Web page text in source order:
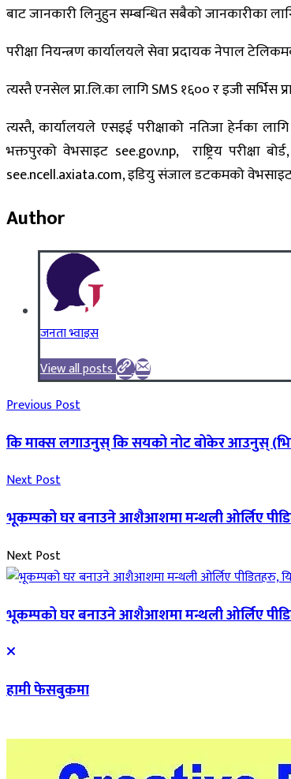
बाट जानकारी लिनुहुन सम्बन्धित सबैको जानकारीका
परीक्षा नियन्त्रण कार्यालयले सेवा प्रदायक नेपाल
त्यस्तै एनसेल प्रा.लि.का लागि SMS १६०० र इजी सर्भिस
त्यस्तै, कार्यालयले एसइई परीक्षाको नतिजा हेर्नका
भक्तपुरको वेभसाइट see.gov.np, राष्ट्रिय परीक्षा
see.ncell.axiata.com, इडियु संजाल डटकमको
Author
जनता भ्वाइस
View all posts
Previous Post
कि माक्स लगाउनुस् कि सयको नोट बोकेर आउनुस्
Next Post
भूकम्पको घर बनाउने आशैआशमा मन्थली ओर्लिए
Next Post
भूकम्पको घर बनाउने आशैआशमा मन्थली ओर्लिए
हामी फेसबुकमा